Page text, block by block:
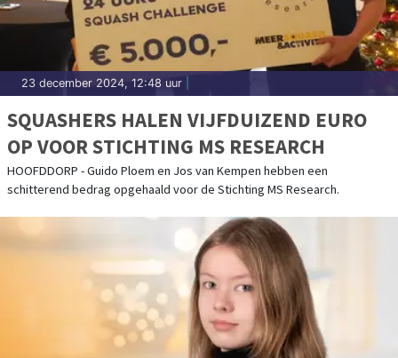
23 december 2024, 12:48 uur
SQUASHERS HALEN VIJFDUIZEND EURO
OP VOOR STICHTING MS RESEARCH
HOOFDDORP - Guido Ploem en Jos van Kempen hebben een
schitterend bedrag opgehaald voor de Stichting MS Research.